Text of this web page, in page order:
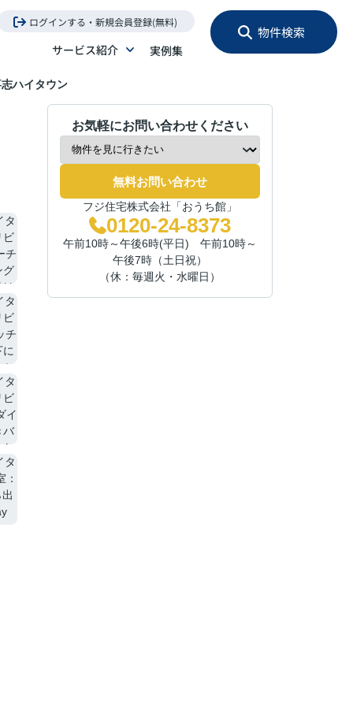
ログインする・新規会員登録(無料)
サービス紹介 実例集
物件検索
ハイタウン
お気軽にお問い合わせください
無料お問い合わせ
フジ住宅株式会社「おうち館」
0120-24-8373
午前10時～午後6時(平日) 午前10時～
午後7時（土日祝）
（休：毎週火・水曜日）